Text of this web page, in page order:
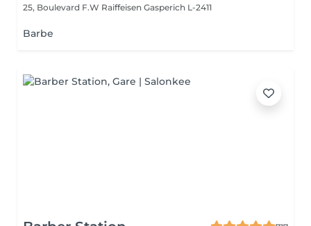
25, Boulevard F.W Raiffeisen Gasperich L-2411
Barbe